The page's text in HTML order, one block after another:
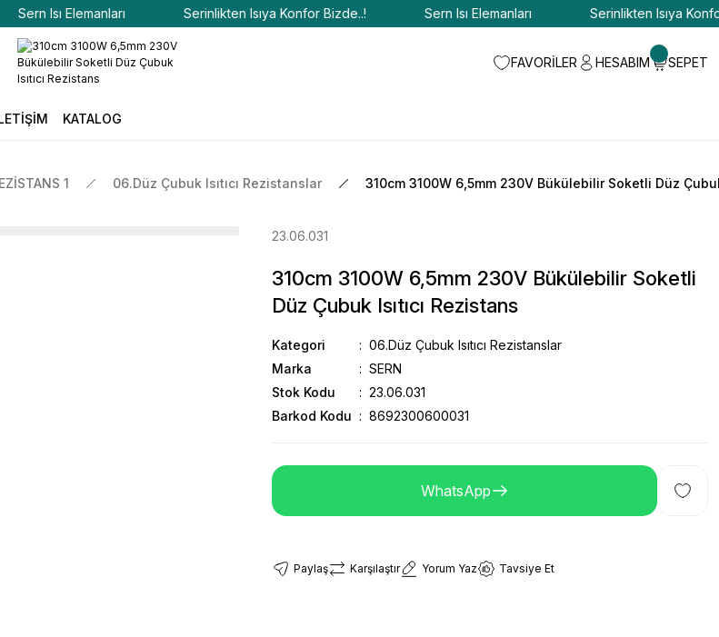
Isı Elemanları Serinlikten Isıya Konfor Bizde..! Sern Isı Elemanları Serinlikten Isıya Konfor
FAVORİLER HESABIM SEPET
KATALOG
1 06.Düz Çubuk Isıtıcı Rezistanslar 310cm 3100W 6,5mm 230V Bükülebilir Soketli Düz
23.06.031
310cm 3100W 6,5mm 230V Bükülebilir Soketli
Düz Çubuk Isıtıcı Rezistans
Kategori
06.Düz Çubuk Isıtıcı Rezistanslar
Marka
SERN
Stok Kodu
23.06.031
Barkod Kodu
8692300600031
WhatsApp
Paylaş Karşılaştır Yorum Yaz Tavsiye Et